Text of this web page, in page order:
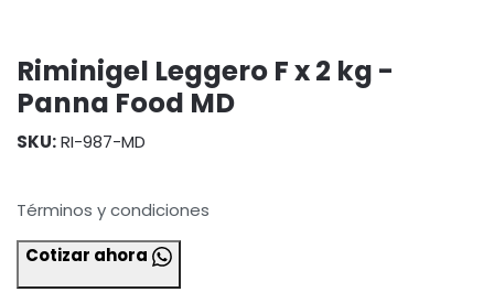
Riminigel Leggero F x 2 kg -
Panna Food MD
SKU:RI-987-MD
Términos y condiciones
Cotizar ahora